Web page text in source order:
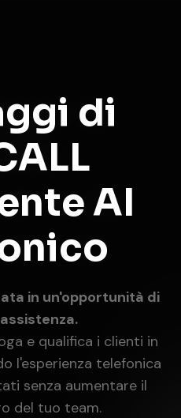
di
AI
in un'opportunità di
e qualifica i clienti in
l'esperienza telefonica
senza aumentare il
del tuo team.